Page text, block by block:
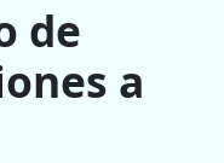
de
a